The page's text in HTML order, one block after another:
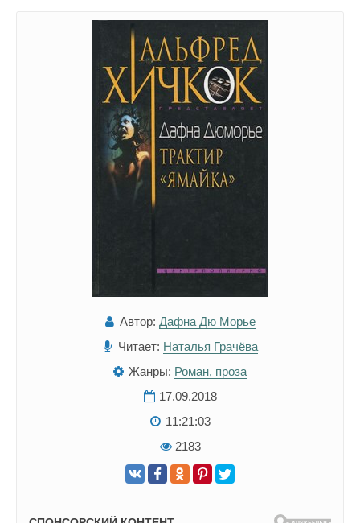
Автор: Дафна Дю Морье
Читает: Наталья Грачёва
Жанры: Роман, проза
17.09.2018
11:21:03
2183